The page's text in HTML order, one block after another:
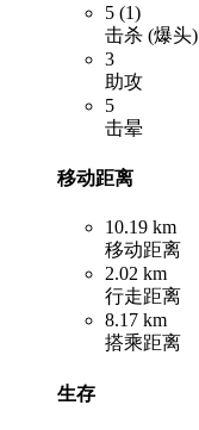
5 (1)
击杀 (爆头)
3
助攻
5
击晕
移动距离
10.19 km
移动距离
2.02 km
行走距离
8.17 km
搭乘距离
生存